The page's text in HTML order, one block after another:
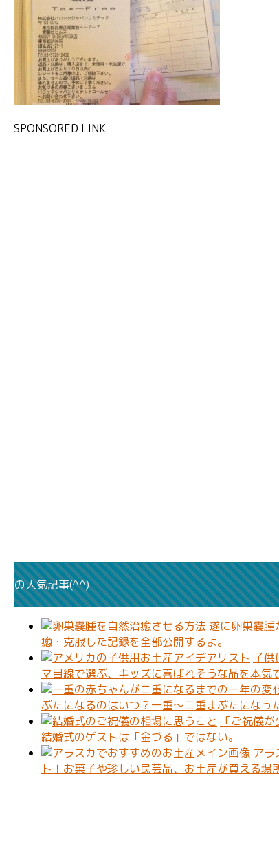
SPONSORED LINK
の人気記事(^^)
遂に卵巣嚢
癒・克服した記録を全部公開するよ。
子供
マ目線で選ぶ、キッズに喜ばれそうな品を本気
ぶたになるのはいつ？一重〜二重まぶたになっ
「ご祝儀
結婚式のゲストは「金づる」ではない。
アラ
ト！お菓子や珍しい民芸品、お土産が買える場